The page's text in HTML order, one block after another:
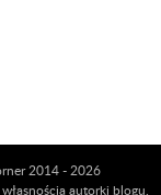
2014 - 2026
autorki blogu.